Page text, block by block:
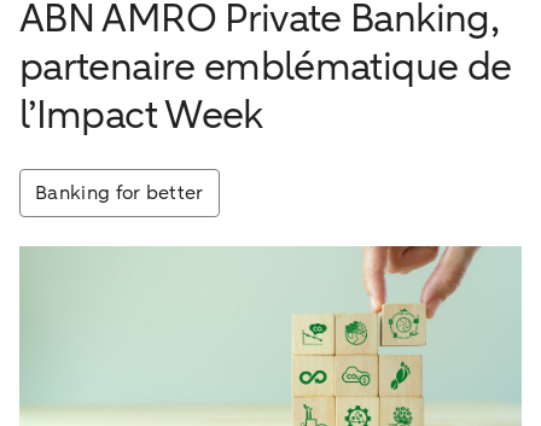
ABN AMRO Private Banking,
partenaire emblématique de
l’Impact Week
Banking for better